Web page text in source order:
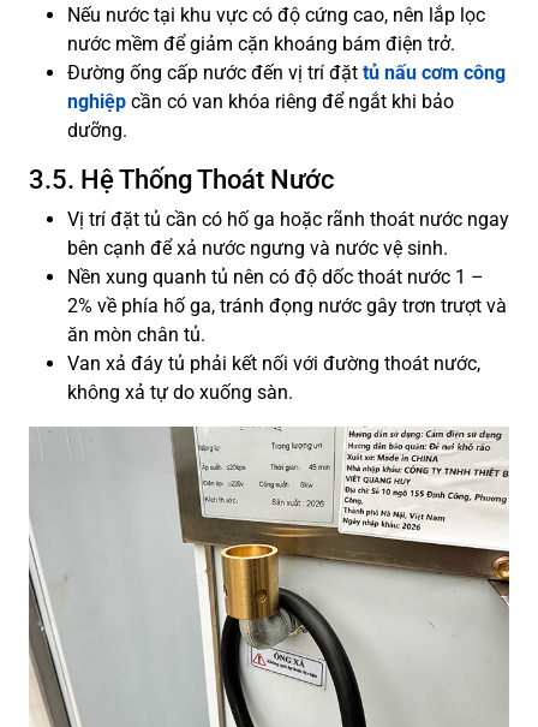
Nếu nước tại khu vực có độ cứng cao, nên lắp lọc
nước mềm để giảm cặn khoáng bám điện trở.
Đường ống cấp nước đến vị trí đặt tủ nấu cơm công
nghiệp cần có van khóa riêng để ngắt khi bảo
dưỡng.
3.5. Hệ Thống Thoát Nước
Vị trí đặt tủ cần có hố ga hoặc rãnh thoát nước ngay
bên cạnh để xả nước ngưng và nước vệ sinh.
Nền xung quanh tủ nên có độ dốc thoát nước 1 –
2% về phía hố ga, tránh đọng nước gây trơn trượt và
ăn mòn chân tủ.
Van xả đáy tủ phải kết nối với đường thoát nước,
không xả tự do xuống sàn.